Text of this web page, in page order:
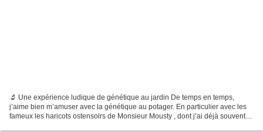
🔬 Une expérience ludique de génétique au jardin De temps en temps,
j’aime bien m’amuser avec la génétique au potager. En particulier avec les
fameux les haricots ostensoirs de Monsieur Mousty , dont j’ai déjà souvent